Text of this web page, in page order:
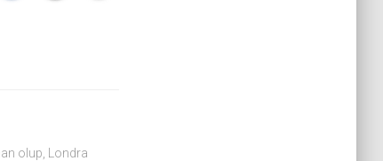
olup, Londra